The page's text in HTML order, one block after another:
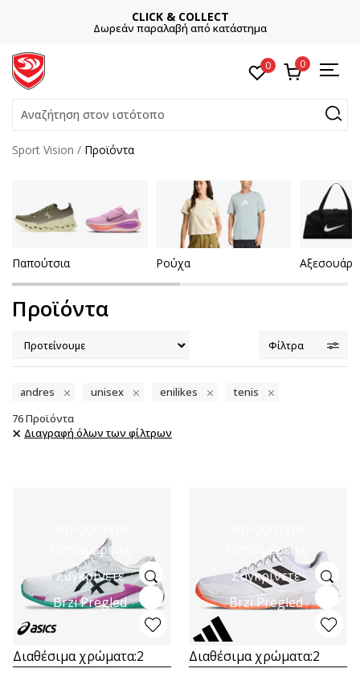
CLICK & COLLECT
Δωρεάν παραλαβή από κατάστημα
0 0
Αναζήτηση στον ιστότοπο
Sport Vision Προϊόντα
Παπούτσια Ρούχα Αξεσουάρ
Προϊόντα
Φίλτρα
andres unisex enilikes
tenis
76Προϊόντα
Διαγραφή όλων των φίλτρων
λεπτομέρειες
Συγκρίνετε
Brzi Pregled
Διαθέσιμα χρώματα:2
λεπτομέρειες
Συγκρίνετε
Brzi Pregled
Διαθέσιμα χρώματα:2